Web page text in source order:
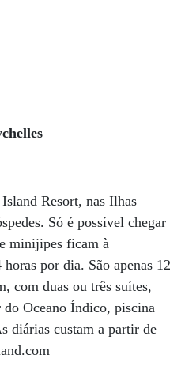
Resort, nas Ilhas
Só é possível chegar
minijipes ficam à
por dia. São apenas 12
com duas ou três suítes,
do Oceano Índico, piscina
diárias custam a partir de